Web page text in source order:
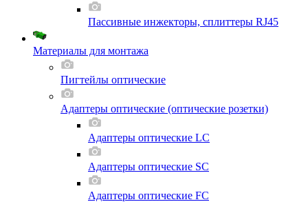
Пассивные инжекторы, сплиттеры RJ45
Материалы для монтажа
Пигтейлы оптические
Адаптеры оптические (оптические розетки)
Адаптеры оптические LC
Адаптеры оптические SC
Адаптеры оптические FC